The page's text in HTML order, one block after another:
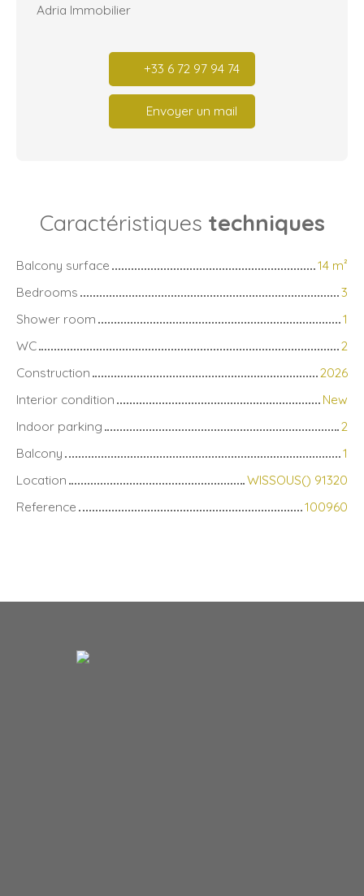
Adria Immobilier
+33 6 72 97 94 74
Envoyer un mail
Caractéristiques techniques
Balcony surface 14 m²
Bedrooms
3
Shower room
1
WC
2
Construction
2026
Interior condition
New
Indoor parking
2
Balcony
1
Location
WISSOUS() 91320
Reference
100960